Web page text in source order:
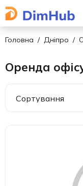
Головна Дніпро
Оренда